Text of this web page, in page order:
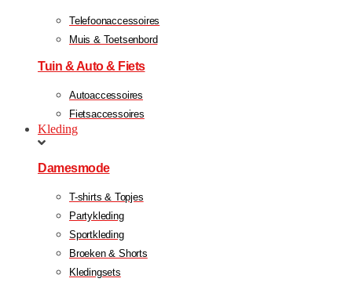
Telefoonaccessoires
Muis & Toetsenbord
Tuin & Auto & Fiets
Autoaccessoires
Fietsaccessoires
Kleding
Damesmode
T-shirts & Topjes
Partykleding
Sportkleding
Broeken & Shorts
Kledingsets